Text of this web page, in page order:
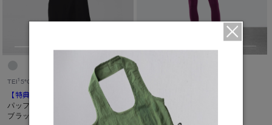
TEI1 5°C / -5°C
【特典対象】
サイプレス
パッファー ベスト
ブラックレーベル
TEI
【特典対象】
パッファー ベスト
¥118,800（tax in）